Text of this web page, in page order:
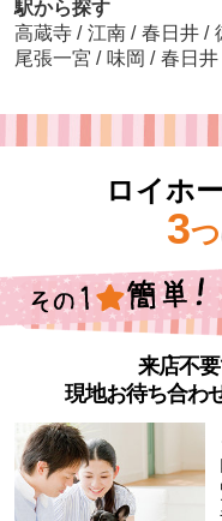
駅から探す
高蔵寺 / 江南 / 春日井 /
尾張一宮 / 味岡 / 春日井
ロイホ
3つ
来店不
現地お待ち合わ